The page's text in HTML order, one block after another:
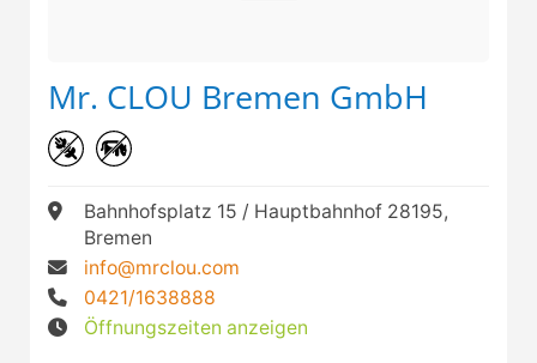
Mr. CLOU Bremen GmbH
Bahnhofsplatz 15 / Hauptbahnhof 28195,
Bremen
info@mrclou.com
0421/1638888
Öffnungszeiten anzeigen